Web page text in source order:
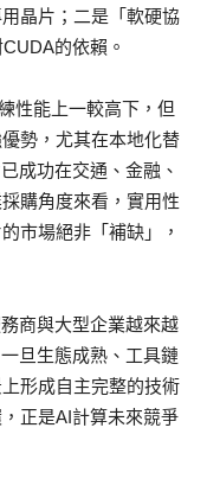
晶片；二是「軟硬協
的依賴。
性能上一較高下，但
勢，尤其在本地化替
成功在交通、金融、
購角度來看，實用性
市場絕非「補缺」，
商與大型企業越來越
旦生態成熟、工具鏈
形成自主完整的技術
正是AI計算未來競爭